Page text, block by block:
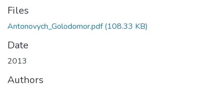
Files
Antonovych_Golodomor.pdf(108.33 KB)
Date
2013
Authors